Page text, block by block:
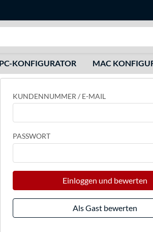
PC-KONFIGURATOR MAC
KUNDENNUMMER / E-MAIL
PASSWORT
Einloggen und bewerten
Als Gast bewerten